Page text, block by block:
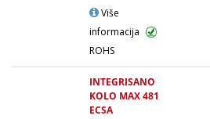
Više
informacija
ROHS
INTEGRISANO
KOLO MAX 481
ECSA